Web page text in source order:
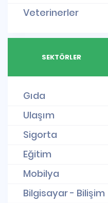
Veterinerler
SEKTÖRLER
Gıda
Ulaşım
Sigorta
Eğitim
Mobilya
Bilgisayar - Bilişim